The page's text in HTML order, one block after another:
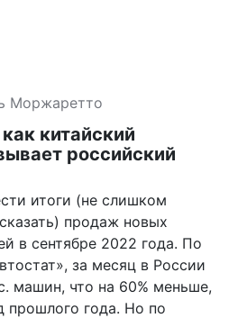
Моржаретто
китайский
российский
итоги (не слишком
продаж новых
в сентябре 2022 года. По
за месяц в России
машин, что на 60% меньше,
прошлого года. Но по